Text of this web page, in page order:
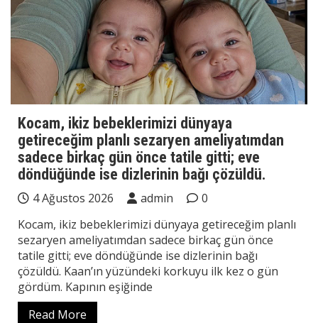
Kocam, ikiz bebeklerimizi dünyaya
getireceğim planlı sezaryen ameliyatımdan
sadece birkaç gün önce tatile gitti; eve
döndüğünde ise dizlerinin bağı çözüldü.
4 Ağustos 2026 admin
0
Kocam, ikiz bebeklerimizi dünyaya getireceğim planlı
sezaryen ameliyatımdan sadece birkaç gün önce
tatile gitti; eve döndüğünde ise dizlerinin bağı
çözüldü. Kaan’ın yüzündeki korkuyu ilk kez o gün
gördüm. Kapının eşiğinde
Read More